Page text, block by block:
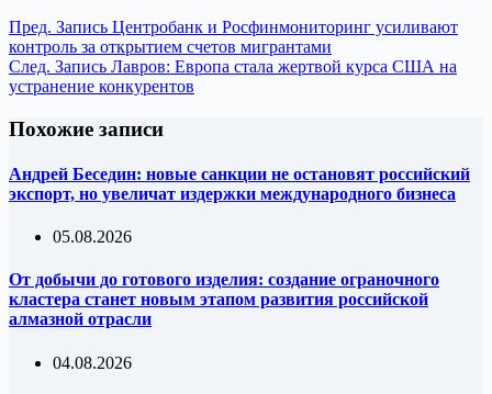
Пред. Запись Центробанк и Росфинмониторинг усиливают
контроль за открытием счетов мигрантами
След. Запись Лавров: Европа стала жертвой курса США на
устранение конкурентов
Похожие записи
Андрей Беседин: новые санкции не остановят российский
экспорт, но увеличат издержки международного бизнеса
05.08.2026
От добычи до готового изделия: создание ограночного
кластера станет новым этапом развития российской
алмазной отрасли
04.08.2026